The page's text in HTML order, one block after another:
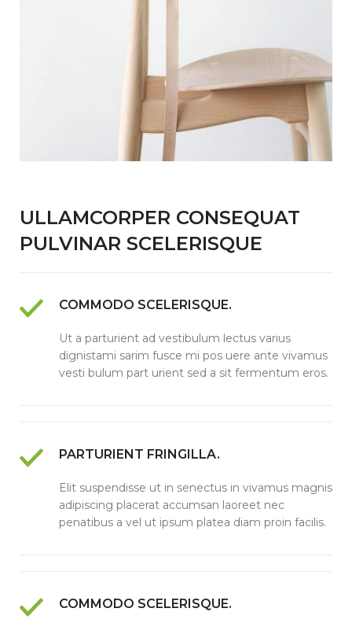
ULLAMCORPER CONSEQUAT
PULVINAR SCELERISQUE
COMMODO SCELERISQUE.
Ut a parturient ad vestibulum lectus varius
dignistami sarim fusce mi pos uere ante vivamus
vesti bulum part urient sed a sit fermentum eros.
PARTURIENT FRINGILLA.
Elit suspendisse ut in senectus in vivamus magnis
adipiscing placerat accumsan laoreet nec
penatibus a vel ut ipsum platea diam proin facilis.
COMMODO SCELERISQUE.